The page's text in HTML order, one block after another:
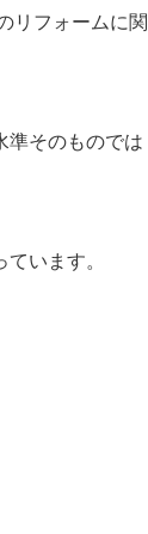
リフォームに関
準そのものでは
います。